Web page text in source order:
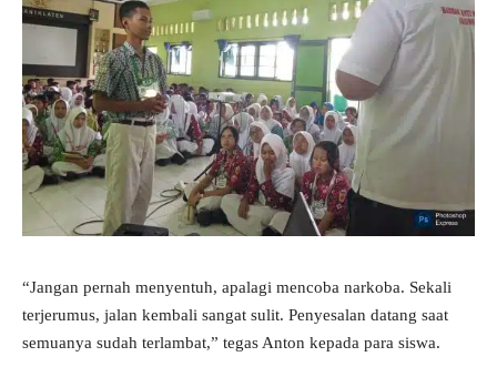
“Jangan pernah menyentuh, apalagi mencoba narkoba. Sekali
terjerumus, jalan kembali sangat sulit. Penyesalan datang saat
semuanya sudah terlambat,” tegas Anton kepada para siswa.